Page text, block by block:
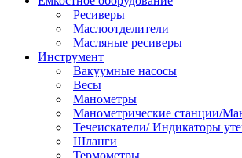
Ресиверы
Маслоотделители
Масляные ресиверы
Инструмент
Вакуумные насосы
Весы
Манометры
Манометрические станции/
Течеискатели/ Индикаторы
Шланги